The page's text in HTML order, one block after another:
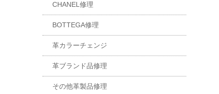
CHANEL修理
BOTTEGA修理
革カラーチェンジ
革ブランド品修理
その他革製品修理